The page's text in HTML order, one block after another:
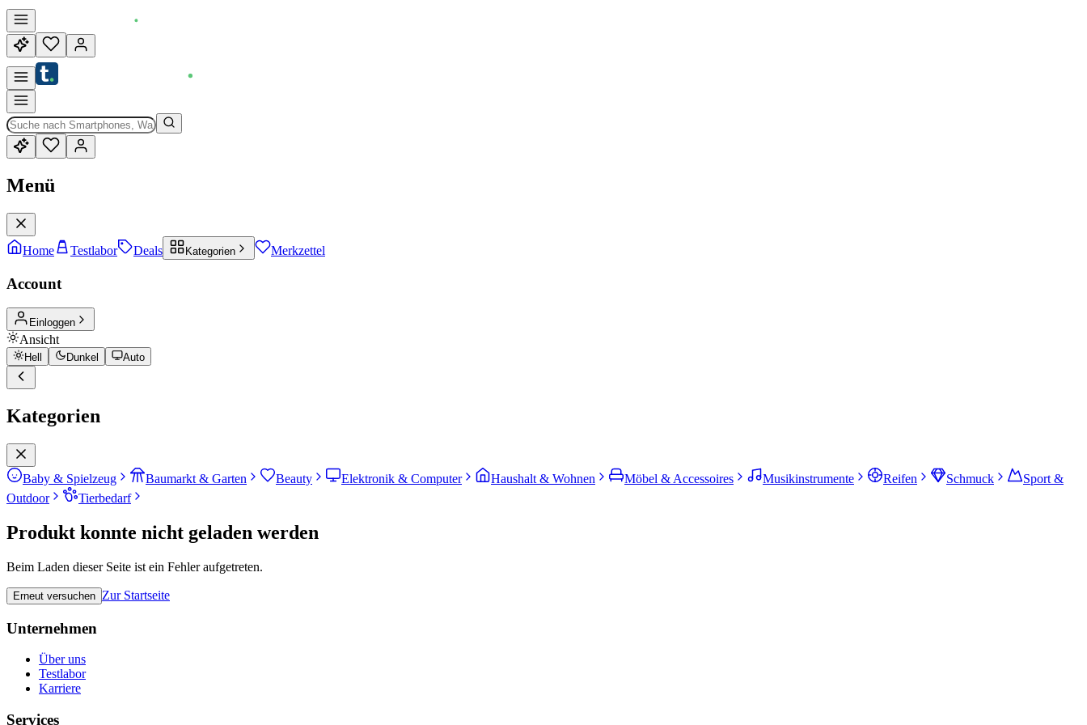
Menü
Home Testlabor Deals Kategorien Merkzettel
Account
Einloggen
Ansicht
Hell Dunkel Auto
Kategorien
Baby & Spielzeug Baumarkt & Garten Beauty Elektronik & Computer Haushalt & Wohnen Möbel & Accessoires Musikinstrumente Reifen Schmuck
Sport &
Outdoor
Tierbedarf
Produkt konnte nicht geladen werden
Beim Laden dieser Seite ist ein Fehler aufgetreten.
Erneut versuchen Zur Startseite
Unternehmen
Über uns
Testlabor
Karriere
Services